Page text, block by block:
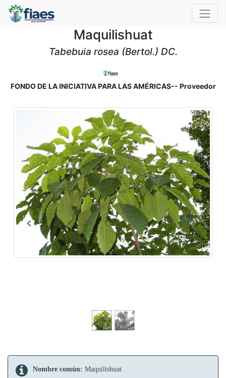
Maquilishuat
Tabebuia rosea (Bertol.) DC.
FONDO DE LA INICIATIVA PARA LAS AMÉRICAS-- Proveedor
Nombre común: Maquilishuat